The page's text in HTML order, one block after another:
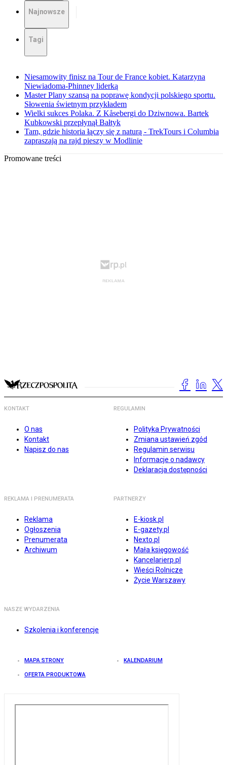
Najnowsze
Tagi
Niesamowity finisz na Tour de France kobiet. Katarzyna
Niewiadoma-Phinney liderką
Master Plany szansą na poprawę kondycji polskiego sportu.
Słowenia świetnym przykładem
Wielki sukces Polaka. Z Kåsebergi do Dziwnowa. Bartek
Kubkowski przepłynął Bałtyk
Tam, gdzie historia łączy się z naturą - TrekTours i Columbia
zapraszają na rajd pieszy w Modlinie
Promowane treści
KONTAKT
O nas
Kontakt
Napisz do nas
REGULAMIN
Polityka Prywatności
Zmiana ustawień zgód
Regulamin serwisu
Informacje o nadawcy
Deklaracja dostępności
REKLAMA I PRENUMERATA
Reklama
Ogłoszenia
Prenumerata
Archiwum
PARTNERZY
E-kiosk.pl
E-gazety.pl
Nexto.pl
Mała księgowość
Kancelarierp.pl
Wieści Rolnicze
Życie Warszawy
NASZE WYDARZENIA
Szkolenia i konferencje
MAPA STRONY KALENDARIUM
OFERTA PRODUKTOWA